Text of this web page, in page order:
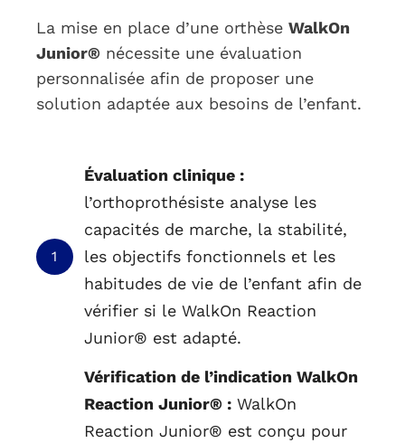
La mise en place d’une orthèse WalkOn
Junior® nécessite une évaluation
personnalisée afin de proposer une
solution adaptée aux besoins de l’enfant.
1
Évaluation clinique :
l’orthoprothésiste analyse les
capacités de marche, la stabilité,
les objectifs fonctionnels et les
habitudes de vie de l’enfant afin de
vérifier si le WalkOn Reaction
Junior® est adapté.
Vérification de l’indication WalkOn
Reaction Junior® : WalkOn
Reaction Junior® est conçu pour